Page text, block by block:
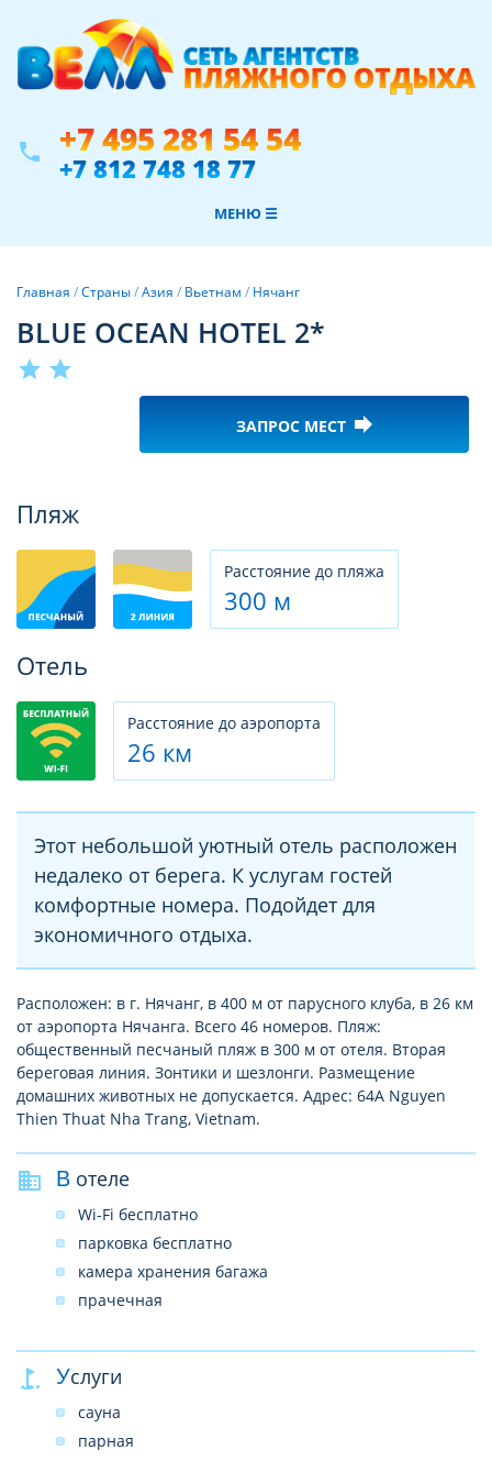
phone +7 495 281 54 54
+7 812 748 18 77
МЕНЮ ☰
Главная /Страны/Азия / Вьетнам / Нячанг
BLUE OCEAN HOTEL 2*
star star
ЗАПРОС МЕСТ forward
Пляж
Расстояние до пляжа
300 м
Отель
Расстояние до аэропорта
26 км
Этот небольшой уютный отель расположен
недалеко от берега. К услугам гостей
комфортные номера. Подойдет для
экономичного отдыха.
Расположен: в г. Нячанг, в 400 м от парусного клуба, в 26 км
от аэропорта Нячанга. Всего 46 номеров. Пляж:
общественный песчаный пляж в 300 м от отеля. Вторая
береговая линия. Зонтики и шезлонги. Размещение
домашних животных не допускается. Адрес: 64A Nguyen
Thien Thuat Nha Trang, Vietnam.
В отеле
Wi-Fi бесплатно
парковка бесплатно
камера хранения багажа
прачечная
Услуги
сауна
парная